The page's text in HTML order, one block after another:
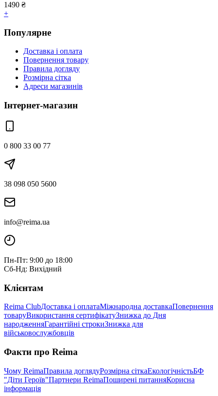
1490 ₴
+
Популярне
Доставка і оплата
Повернення товару
Правила догляду
Розмірна сітка
Адреси магазинів
Інтернет-магазин
0 800 33 00 77
38 098 050 5600
info@reima.ua
Пн-Пт: 9:00 до 18:00
Сб-Нд: Вихідний
Клієнтам
Reima ClubДоставка і оплатаМіжнародна доставкаПовернення
товаруВикористання сертифікатуЗнижка до Дня
народженняГарантійні строкиЗнижка для
військовослужбовців
Факти про Reima
Чому ReimaПравила доглядуРозмірна сіткаЕкологічністьБФ
"Діти Героїв"Партнери ReimaПоширені питанняКорисна
інформація